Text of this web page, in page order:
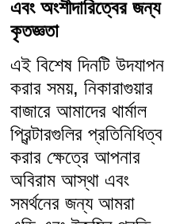
এবং অংশীদারিত্বের জন্য
কৃতজ্ঞতা
এই বিশেষ দিনটি উদযাপন
করার সময়, নিকারাগুয়ার
বাজারে আমাদের থার্মাল
প্রিন্টারগুলির প্রতিনিধিত্ব
করার ক্ষেত্রে আপনার
অবিরাম আস্থা এবং
সমর্থনের জন্য আমরা